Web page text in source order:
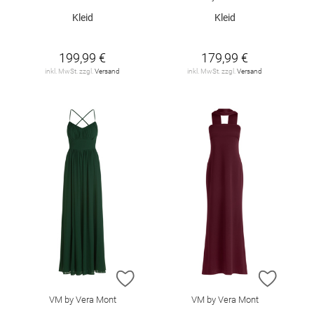
Kleid
199,99 €
inkl. MwSt. zzgl. Versand
Kleid
179,99 €
inkl. MwSt. zzgl. Versand
ZUR WUNSCHLISTE HINZUFÜGEN
VM by Vera Mont
ZUR
VM by Vera Mont